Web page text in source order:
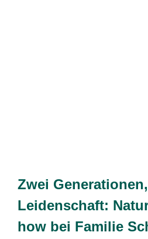
Zwei
Leidenschaft:
how bei Familie